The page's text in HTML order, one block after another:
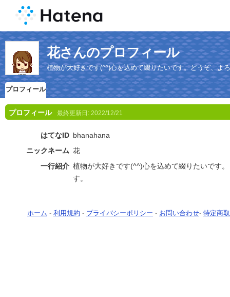
花さんのプロフィール
植物が大好きです(^^)心を込めて綴りたいです。どうぞ、よ
プロフィール
プロフィール 最終更新日: 2022/12/21
はてなID bhanahana
ニックネーム 花
一行紹介 植物が大好きです(^^)心を込めて綴りたいです
す。
ホーム - 利用規約 - プライバシーポリシー - お問い合わせ- 特定商